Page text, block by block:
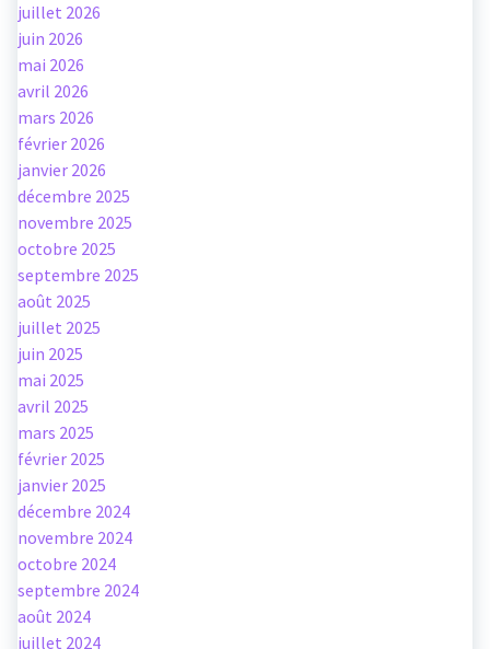
juillet 2026
juin 2026
mai 2026
avril 2026
mars 2026
février 2026
janvier 2026
décembre 2025
novembre 2025
octobre 2025
septembre 2025
août 2025
juillet 2025
juin 2025
mai 2025
avril 2025
mars 2025
février 2025
janvier 2025
décembre 2024
novembre 2024
octobre 2024
septembre 2024
août 2024
juillet 2024